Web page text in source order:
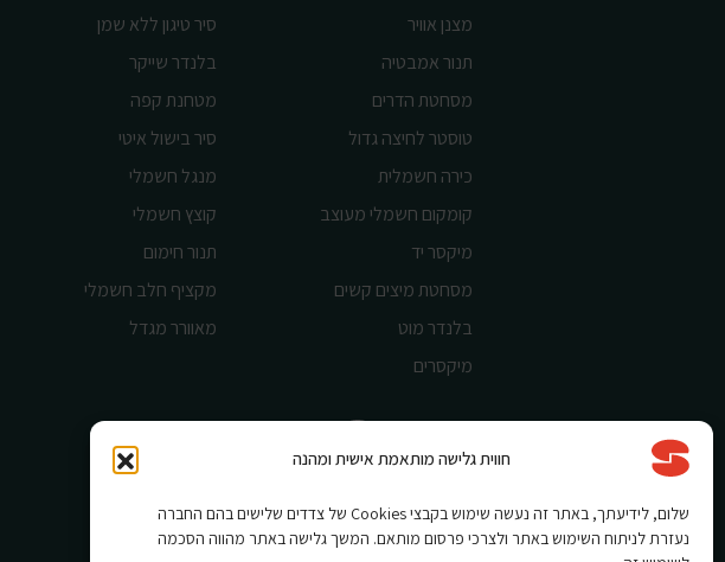
חווית גלישה מותאמת אישית ומהנה
שלום, לידיעתך, באתר זה נעשה שימוש בקבצי Cookies של צדדים שלישים בהם החברה
נעזרת לניתוח השימוש באתר ולצרכי פרסום מותאם. המשך גלישה באתר מהווה הסכמה
מצנן אוויר
סיר טיגון ללא שמן
תנור אמבטיה
בלנדר שייקר
מסחטת הדרים
מטחנת קפה
טוסטר לחיצה גדול
סיר בישול איטי
כירה חשמלית
מנגל חשמלי
קומקום חשמלי מעוצב
קוצץ חשמלי
מיקסר יד
תנור חימום
מסחטת מיצים קשים
מקציף חלב חשמלי
בלנדר מוט
מאוורר מגדל
מיקסרים